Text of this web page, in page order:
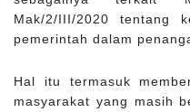
Mak/2/III/2020 tentang
pemerintah dalam
Hal itu termasuk
masyarakat yang masih